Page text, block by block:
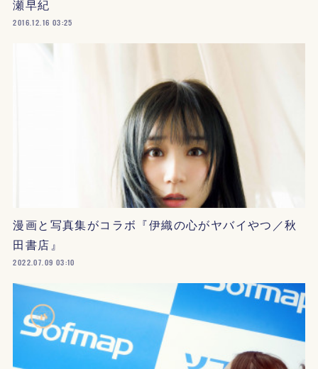
瀬早紀
2016.12.16 03:25
漫画と写真集がコラボ『伊織の心がヤバイやつ／秋
田書店』
2022.07.09 03:10